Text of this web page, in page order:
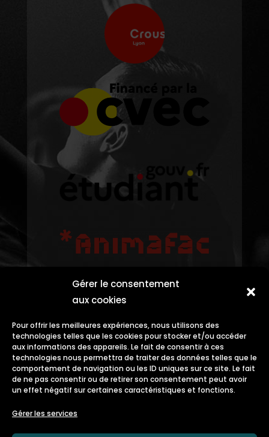
Gérer le consentement
aux cookies
Pour offrir les meilleures expériences, nous utilisons des
technologies telles que les cookies pour stocker et/ou accéder
aux informations des appareils. Le fait de consentir à ces
technologies nous permettra de traiter des données telles que le
comportement de navigation ou les ID uniques sur ce site. Le fait
de ne pas consentir ou de retirer son consentement peut avoir
un effet négatif sur certaines caractéristiques et fonctions.
Gérer les services